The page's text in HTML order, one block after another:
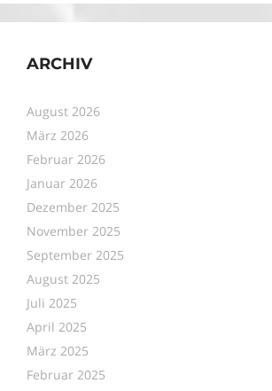
ARCHIV
August 2026
März 2026
Februar 2026
Januar 2026
Dezember 2025
November 2025
September 2025
August 2025
Juli 2025
April 2025
März 2025
Februar 2025